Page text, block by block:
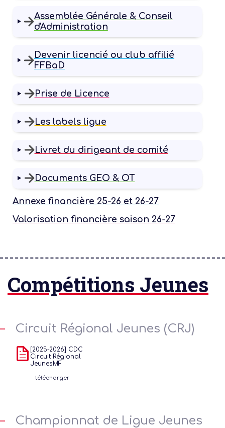
Assemblée Générale & Conseil
d'Administration
Devenir licencié ou club affilié
FFBaD
Prise de Licence
Les labels ligue
Livret du dirigeant de comité
Documents GEO & OT
Annexe financière 25-26 et 26-27
Valorisation financière saison 26-27
Compétitions Jeunes
Circuit Régional Jeunes (CRJ)
[2025-2026] CDC
Circuit Régional
JeunesMF
télécharger
Championnat de Ligue Jeunes